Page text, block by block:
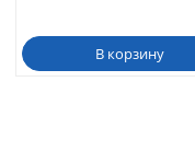
В корзину